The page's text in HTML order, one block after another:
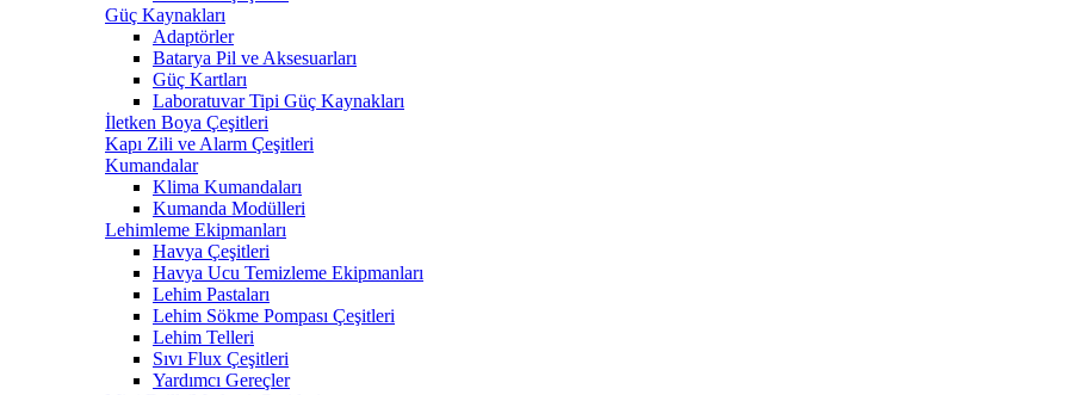
Güç Kaynakları
Adaptörler
Batarya Pil ve Aksesuarları
Güç Kartları
Laboratuvar Tipi Güç Kaynakları
İletken Boya Çeşitleri
Kapı Zili ve Alarm Çeşitleri
Kumandalar
Klima Kumandaları
Kumanda Modülleri
Lehimleme Ekipmanları
Havya Çeşitleri
Havya Ucu Temizleme Ekipmanları
Lehim Pastaları
Lehim Sökme Pompası Çeşitleri
Lehim Telleri
Sıvı Flux Çeşitleri
Yardımcı Gereçler